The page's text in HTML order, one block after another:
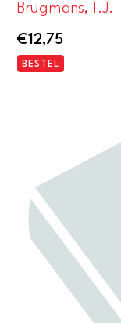
Brugmans, I.J.
€12,75
BESTEL